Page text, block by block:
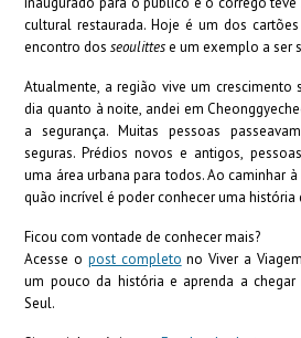
cultural restaurada. Hoje é um dos
encontro dosseoulittese um exemplo a ser
Atualmente, a região vive um crescimento
dia quanto à noite, andei em
a segurança. Muitas pessoas
seguras. Prédios novos e antigos,
uma área urbana para todos. Ao caminhar
quão incrível é poder conhecer uma história
Ficou com vontade de conhecer mais?
Acesse o post completo no Viver a
um pouco da história e aprenda a
Seul.